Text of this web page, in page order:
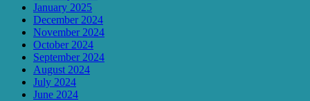
January 2025
December 2024
November 2024
October 2024
September 2024
August 2024
July 2024
June 2024